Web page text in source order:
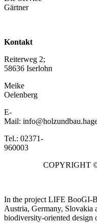
Gärtner
Kontakt
Reiterweg 2;
58636 Iserlohn
Meike
Oelenberg
E-
Mail:
Tel.: 02371-
960003
COPYRIGHT
In the project LIFE BooGI-
Austria, Germany, Slovakia
biodiversity-oriented design